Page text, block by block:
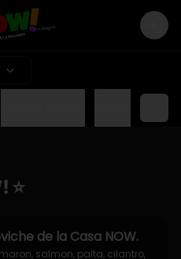
Login
⭐
de la Casa NOW.
salmon, palta, cilantro,